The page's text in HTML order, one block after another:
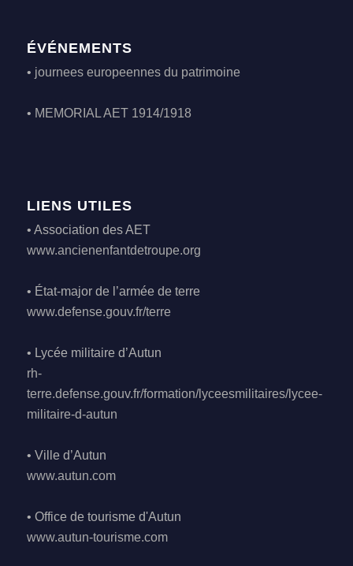
ÉVÉNEMENTS
• journees europeennes du patrimoine
• MEMORIAL AET 1914/1918
LIENS UTILES
• Association des AET
www.ancienenfantdetroupe.org
• État-major de l’armée de terre
www.defense.gouv.fr/terre
• Lycée militaire d’Autun
rh-
terre.defense.gouv.fr/formation/lyceesmilitaires/lycee-
militaire-d-autun
• Ville d’Autun
www.autun.com
• Office de tourisme d'Autun
www.autun-tourisme.com